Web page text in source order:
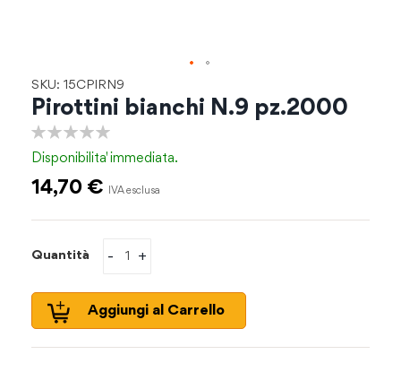
SKU: 15CPIRN9
Pirottini bianchi N.9 pz.2000
Disponibilita'immediata.
14,70 €
Quantità +
-
Aggiungi al Carrello
all'inizio
galleria